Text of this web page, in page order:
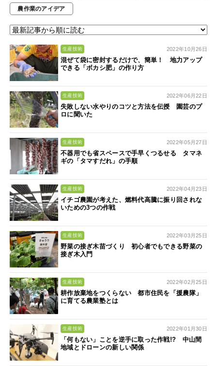
農作業のアイデア
生産技術 2022年10月26日
混ぜて袋に密封するだけで、簡単！ 地力アップ
できる「ボカシ肥」の作り方
生産技術 2022年06月22日
失敗しない水やりのコツと方法を伝授 園芸のプ
ロに聞いた
生産技術 2022年05月27日
不器用でも省スペースで手早くつるせる タマネ
ギの「タマすだれ」の手順
生産技術 2022年04月23日
イチゴ農園が考えた、燃料代高騰に振り回されな
いための3つの作戦
生産技術 2022年03月25日
野菜の接ぎ木苗づくり 初心者でもできる野菜の
接ぎ木入門
生産技術 2022年02月25日
耕作放棄地をつくらない 都市住民を「援農隊」
に育てる農業塾とは
生産技術 2022年01月30日
「何もない」ことを逆手に取った作戦!? 中山間
地域とドローンの新しい関係